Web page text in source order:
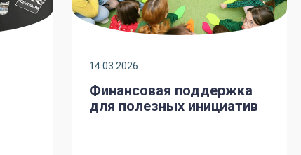
14.03.2026
Финансовая поддержка
для полезных инициатив